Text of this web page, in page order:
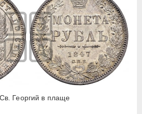
Георгий в плаще